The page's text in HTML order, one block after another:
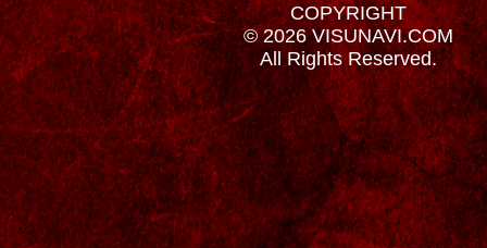
COPYRIGHT
© 2026 VISUNAVI.COM
All Rights Reserved.